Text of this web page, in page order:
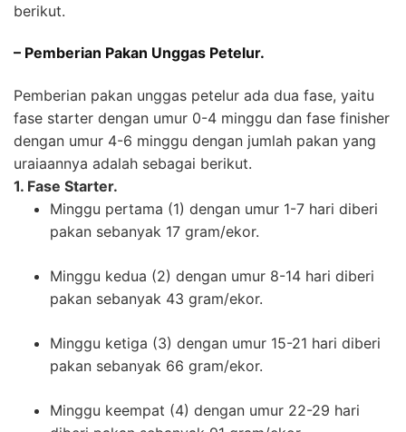
berikut.
– Pemberian Pakan Unggas Petelur.
Pemberian pakan unggas petelur ada dua fase, yaitu
fase starter dengan umur 0-4 minggu dan fase finisher
dengan umur 4-6 minggu dengan jumlah pakan yang
uraiaannya adalah sebagai berikut.
1. Fase Starter.
Minggu pertama (1) dengan umur 1-7 hari diberi
pakan sebanyak 17 gram/ekor.
Minggu kedua (2) dengan umur 8-14 hari diberi
pakan sebanyak 43 gram/ekor.
Minggu ketiga (3) dengan umur 15-21 hari diberi
pakan sebanyak 66 gram/ekor.
Minggu keempat (4) dengan umur 22-29 hari